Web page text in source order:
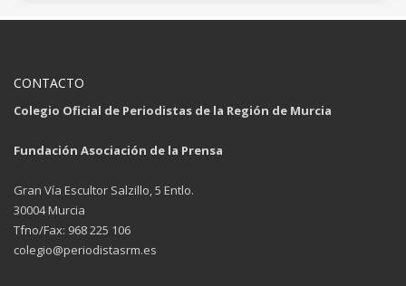
CONTACTO
Colegio Oficial de Periodistas de la Región de Murcia
Fundación Asociación de la Prensa
Gran Vía Escultor Salzillo, 5 Entlo.
30004 Murcia
Tfno/Fax: 968 225 106
colegio@periodistasrm.es